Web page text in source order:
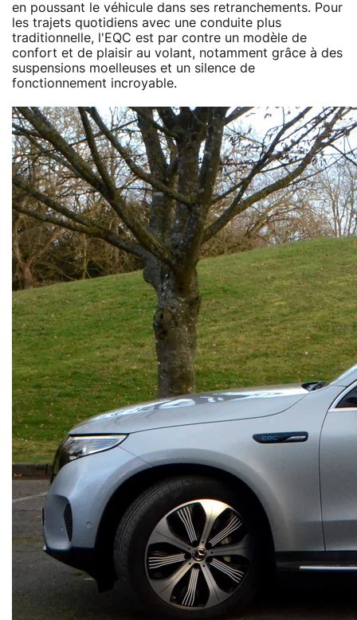
en poussant le véhicule dans ses retranchements. Pour
les trajets quotidiens avec une conduite plus
traditionnelle, l'EQC est par contre un modèle de
confort et de plaisir au volant, notamment grâce à des
suspensions moelleuses et un silence de
fonctionnement incroyable.